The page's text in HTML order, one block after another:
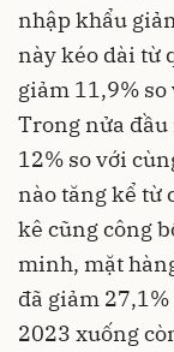
nhập khẩu
này kéo dài từ
giảm 11,9%
Trong nửa
12% so với
nào tăng kể từ
kê cũng công
minh, mặt
đã giảm
2023 xuống